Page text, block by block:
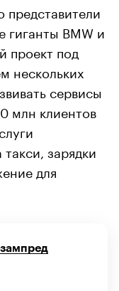
представители
BMW и
проект под
нескольких
сервисы
млн клиентов
зарядки
для